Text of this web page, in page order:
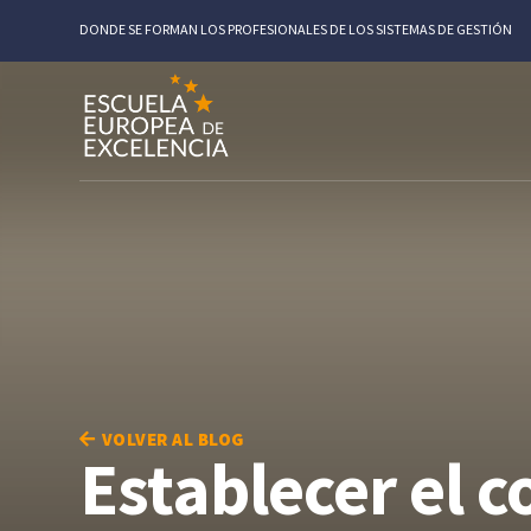
DONDE SE FORMAN LOS PROFESIONALES DE LOS SISTEMAS DE GESTIÓN
VOLVER AL BLOG
Establecer el